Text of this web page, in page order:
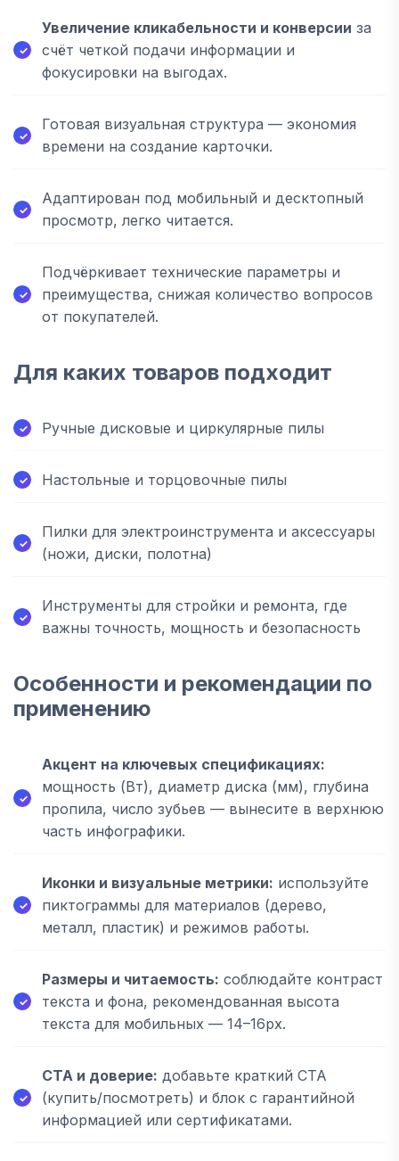
Увеличение кликабельности и конверсии за
счёт четкой подачи информации и
фокусировки на выгодах.
Готовая визуальная структура — экономия
времени на создание карточки.
Адаптирован под мобильный и десктопный
просмотр, легко читается.
Подчёркивает технические параметры и
преимущества, снижая количество вопросов
от покупателей.
Для каких товаров подходит
Ручные дисковые и циркулярные пилы
Настольные и торцовочные пилы
Пилки для электроинструмента и аксессуары
(ножи, диски, полотна)
Инструменты для стройки и ремонта, где
важны точность, мощность и безопасность
Особенности и рекомендации по
применению
Акцент на ключевых спецификациях:
мощность (Вт), диаметр диска (мм), глубина
пропила, число зубьев — вынесите в верхнюю
часть инфографики.
Иконки и визуальные метрики: используйте
пиктограммы для материалов (дерево,
металл, пластик) и режимов работы.
Размеры и читаемость: соблюдайте контраст
текста и фона, рекомендованная высота
текста для мобильных — 14–16px.
CTA и доверие: добавьте краткий CTA
(купить/посмотреть) и блок с гарантийной
информацией или сертификатами.